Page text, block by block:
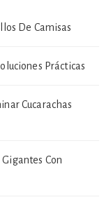
De Camisas
Prácticas
Cucarachas
Con